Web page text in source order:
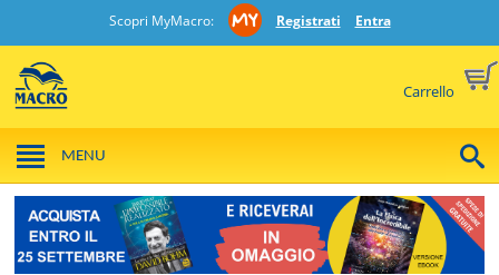
Scopri MyMacro: Registrati Entra
Carrello
MENU